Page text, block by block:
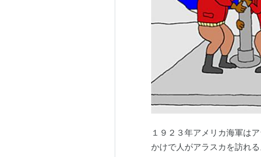
１９２３年アメリカ海軍は
かけで人がアラスカを訪れ